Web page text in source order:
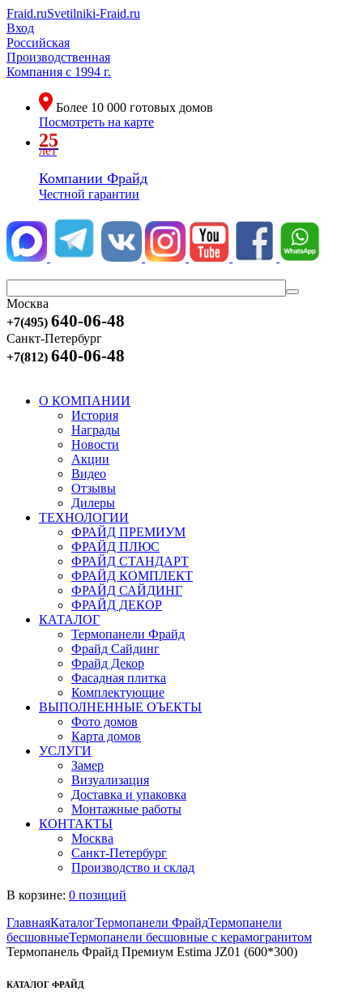
Fraid.ruSvetilniki-Fraid.ru
Вход
Российская
Производственная
Компания с 1994 г.
Более 10 000 готовых домов
Посмотреть на карте
25
лет
Компании Фрайд
Честной гарантии
Москва
+7(495) 640-06-48
Санкт-Петербург
+7(812) 640-06-48
О КОМПАНИИ
История
Награды
Новости
Акции
Видео
Отзывы
Дилеры
ТЕХНОЛОГИИ
ФРАЙД ПРЕМИУМ
ФРАЙД ПЛЮС
ФРАЙД СТАНДАРТ
ФРАЙД КОМПЛЕКТ
ФРАЙД САЙДИНГ
ФРАЙД ДЕКОР
КАТАЛОГ
Термопанели Фрайд
Фрайд Сайдинг
Фрайд Декор
Фасадная плитка
Комплектующие
ВЫПОЛНЕННЫЕ ОЪЕКТЫ
Фото домов
Карта домов
УСЛУГИ
Замер
Визуализация
Доставка и упаковка
Монтажные работы
КОНТАКТЫ
Москва
Санкт-Петербург
Производство и склад
В корзине: 0 позиций
ГлавнаяКаталогТермопанели ФрайдТермопанели
бесшовныеТермопанели бесшовные с керамогранитом
Термопанель Фрайд Премиум Estima JZ01 (600*300)
КАТАЛОГ ФРАЙД